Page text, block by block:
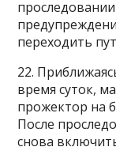
переходить
22.
время суток,
прожектор на
После
снова